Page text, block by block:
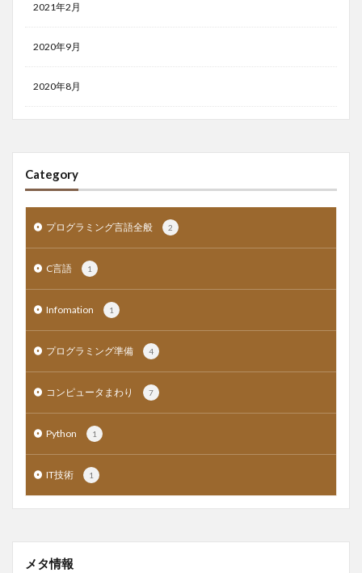
2021年2月
2020年9月
2020年8月
Category
プログラミング言語全般 2
C言語 1
Infomation 1
プログラミング準備 4
コンピュータまわり 7
Python 1
IT技術 1
メタ情報